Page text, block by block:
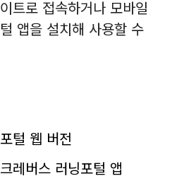
트로 접속하거나 모바일
앱을 설치해 사용할 수
털 웹 버전
레버스 러닝포털 앱